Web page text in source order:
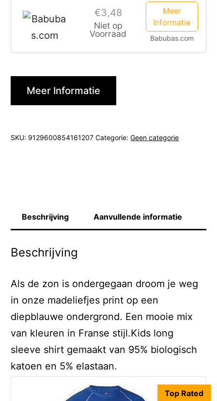
€3,48
Niet op
Voorraad
Meer
Informatie
Babubas.com
Meer Informatie
SKU: 9129600854161207 Categorie:Geen categorie
Beschrijving Aanvullende informatie
Beschrijving
Als de zon is ondergegaan droom je weg
in onze madeliefjes print op een
diepblauwe ondergrond. Een mooie mix
van kleuren in Franse stijl.Kids long
sleeve shirt gemaakt van 95% biologisch
katoen en 5% elastaan.
Top Rated